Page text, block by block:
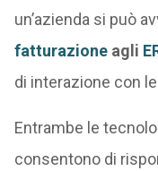
un’azienda si può
fatturazioneagli
di interazione con
Entrambe le
consentono di